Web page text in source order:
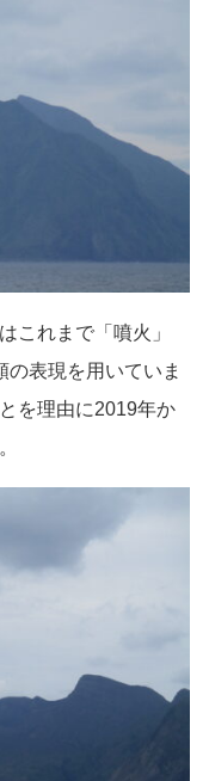
これまで「噴火」
の表現を用いていま
を理由に2019年か